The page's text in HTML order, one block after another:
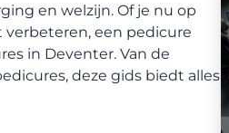
en welzijn. Of je nu op
een pedicure
in Deventer. Van de
deze gids biedt alles